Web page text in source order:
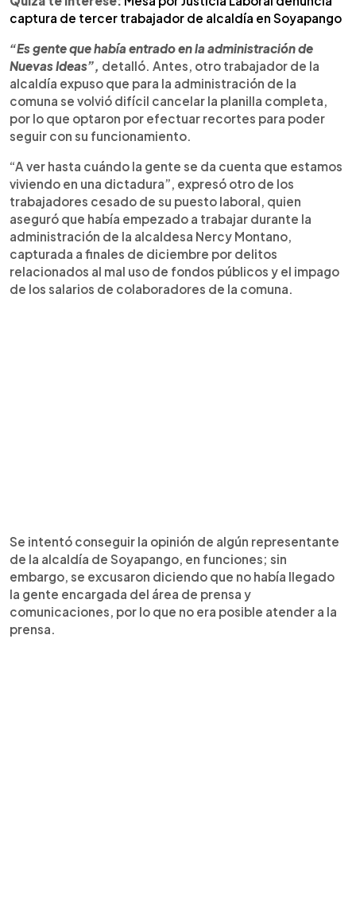
captura de tercer trabajador de alcaldía en Soyapango
“Es gente que había entrado en la administración de
Nuevas Ideas”, detalló. Antes, otro trabajador de la
alcaldía expuso que para la administración de la
comuna se volvió difícil cancelar la planilla completa,
por lo que optaron por efectuar recortes para poder
seguir con su funcionamiento.
“A ver hasta cuándo la gente se da cuenta que estamos
viviendo en una dictadura”, expresó otro de los
trabajadores cesado de su puesto laboral, quien
aseguró que había empezado a trabajar durante la
administración de la alcaldesa Nercy Montano,
capturada a finales de diciembre por delitos
relacionados al mal uso de fondos públicos y el impago
de los salarios de colaboradores de la comuna.
Se intentó conseguir la opinión de algún representante
de la alcaldía de Soyapango, en funciones; sin
embargo, se excusaron diciendo que no había llegado
la gente encargada del área de prensa y
comunicaciones, por lo que no era posible atender a la
prensa.